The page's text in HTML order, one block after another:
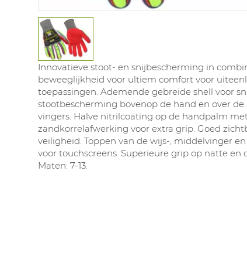
Innovatieve stoot- en snijbescherming in
beweeglijkheid voor ultiem comfort voor
toepassingen. Ademende gebreide shell voor
stootbescherming bovenop de hand en over
vingers. Halve nitrilcoating op de handpalm
zandkorrelafwerking voor extra grip. Goed
veiligheid. Toppen van de wijs-, middelvinger
voor touchscreens. Superieure grip op natte en
Maten: 7-13.